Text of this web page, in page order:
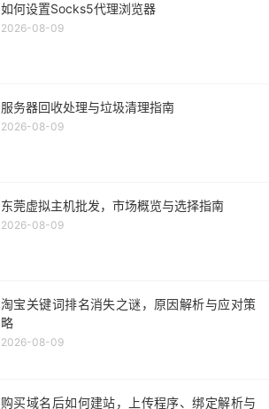
如何设置Socks5代理浏览器
2026-08-09
服务器回收处理与垃圾清理指南
2026-08-09
东莞虚拟主机批发，市场概览与选择指南
2026-08-09
淘宝关键词排名消失之谜，原因解析与应对策
略
2026-08-09
购买域名后如何建站，上传程序、绑定解析与